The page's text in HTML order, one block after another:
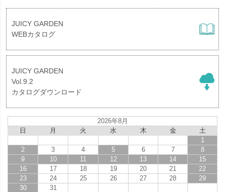
JUICY GARDEN
WEBカタログ
JUICY GARDEN
Vol.9.2
カタログダウンロード
2026年8月
日
月 火 水 木 金
土
1
2
3 4 5 6 7
8
9
10 11 12 13 14
15
16
17 18 19 20 21
22
23
24 25 26 27 28
29
30
31